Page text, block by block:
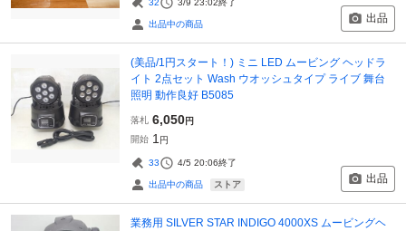
32 3/9 23:02終了
出品中の商品 出品
(美品/1円スタート！) ミニ LED ムービング ヘッドラ
イト 2点セット Wash ウオッシュタイプ ライブ 舞台
照明 動作良好 B5085
落札 6,050円
開始 1 円
33 4/5 20:06終了
出品中の商品 ストア 出品
業務用 SILVER STAR INDIGO 4000XS ムービングヘ